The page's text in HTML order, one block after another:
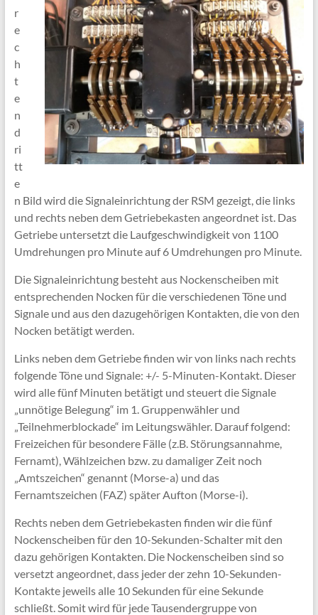
r
e
c
h
t
e
n
d
ri
tt
e
n Bild wird die Signaleinrichtung der RSM gezeigt, die links
und rechts neben dem Getriebekasten angeordnet ist. Das
Getriebe untersetzt die Laufgeschwindigkeit von 1100
Umdrehungen pro Minute auf 6 Umdrehungen pro Minute.
Die Signaleinrichtung besteht aus Nockenscheiben mit
entsprechenden Nocken für die verschiedenen Töne und
Signale und aus den dazugehörigen Kontakten, die von den
Nocken betätigt werden.
Links neben dem Getriebe finden wir von links nach rechts
folgende Töne und Signale: +/- 5-Minuten-Kontakt. Dieser
wird alle fünf Minuten betätigt und steuert die Signale
„unnötige Belegung“ im 1. Gruppenwähler und
„Teilnehmerblockade“ im Leitungswähler. Darauf folgend:
Freizeichen für besondere Fälle (z.B. Störungsannahme,
Fernamt), Wählzeichen bzw. zu damaliger Zeit noch
„Amtszeichen“ genannt (Morse-a) und das
Fernamtszeichen (FAZ) später Aufton (Morse-i).
Rechts neben dem Getriebekasten finden wir die fünf
Nockenscheiben für den 10-Sekunden-Schalter mit den
dazu gehörigen Kontakten. Die Nockenscheiben sind so
versetzt angeordnet, dass jeder der zehn 10-Sekunden-
Kontakte jeweils alle 10 Sekunden für eine Sekunde
schließt. Somit wird für jede Tausendergruppe von